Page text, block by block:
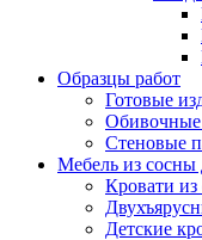
Образцы работ
Готовые
Обивочные
Стеновые
Мебель из сосны
Кровати из
Детские